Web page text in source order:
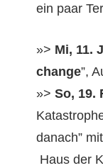
ein paar
»> Mi, 11.
change”,
»> So, 19.
danach” mit
Haus der